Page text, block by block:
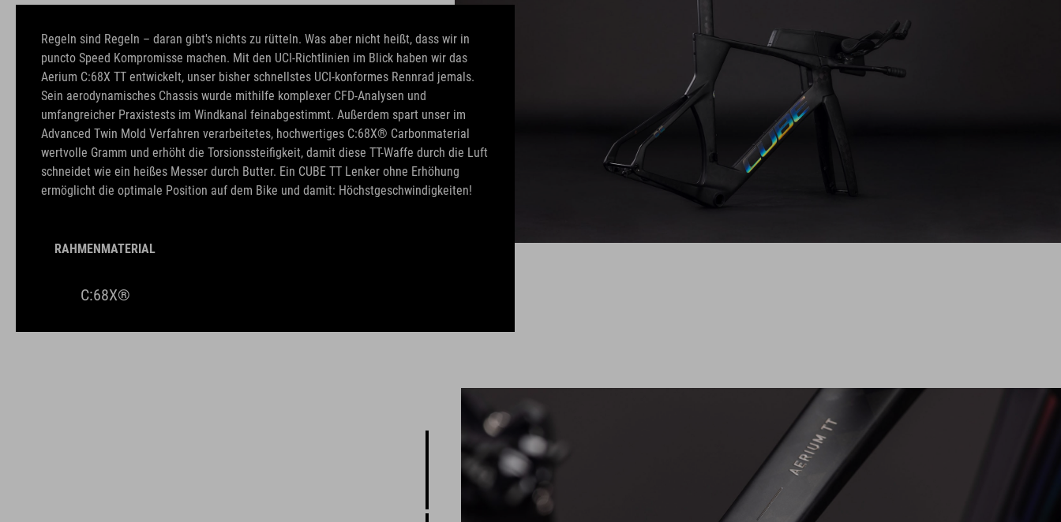
Regeln sind Regeln – daran gibt's nichts zu rütteln. Was aber nicht heißt, dass wir in
puncto Speed Kompromisse machen. Mit den UCI-Richtlinien im Blick haben wir das
Aerium C:68X TT entwickelt, unser bisher schnellstes UCI-konformes Rennrad jemals.
Sein aerodynamisches Chassis wurde mithilfe komplexer CFD-Analysen und
umfangreicher Praxistests im Windkanal feinabgestimmt. Außerdem spart unser im
Advanced Twin Mold Verfahren verarbeitetes, hochwertiges C:68X® Carbonmaterial
wertvolle Gramm und erhöht die Torsionssteifigkeit, damit diese TT-Waffe durch die Luft
schneidet wie ein heißes Messer durch Butter. Ein CUBE TT Lenker ohne Erhöhung
ermöglicht die optimale Position auf dem Bike und damit: Höchstgeschwindigkeiten!
RAHMENMATERIAL
C:68X®